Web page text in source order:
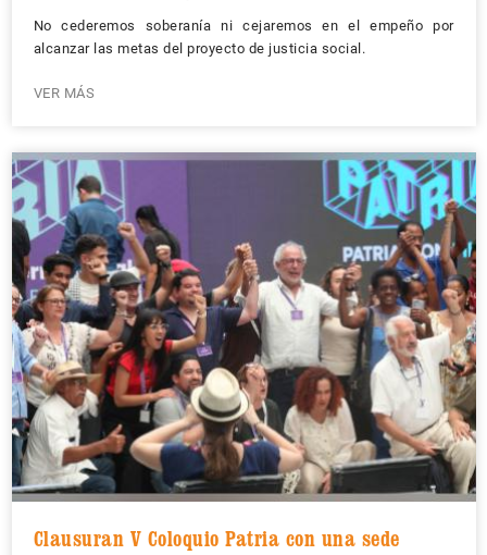
No cederemos soberanía ni cejaremos en el empeño por
alcanzar las metas del proyecto de justicia social.
VER MÁS
Clausuran V Coloquio Patria con una sede